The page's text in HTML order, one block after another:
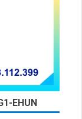
EHUN